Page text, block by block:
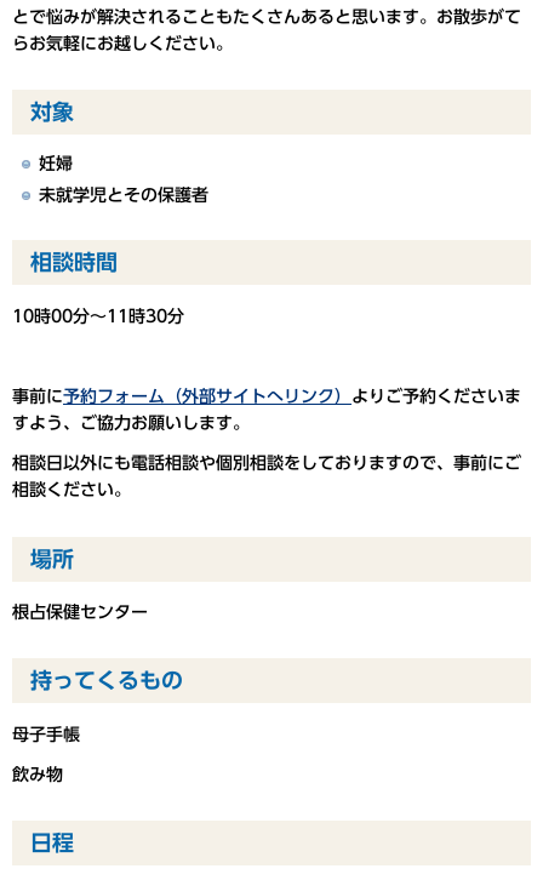
とで悩みが解決されることもたくさんあると思います。お散歩がて
らお気軽にお越しください。
対象
妊婦
未就学児とその保護者
相談時間
10時00分～11時30分
事前に予約フォーム（外部サイトへリンク） よりご予約くださいま
すよう、ご協力お願いします。
相談日以外にも電話相談や個別相談をしておりますので、事前にご
相談ください。
場所
根占保健センター
持ってくるもの
母子手帳
飲み物
日程